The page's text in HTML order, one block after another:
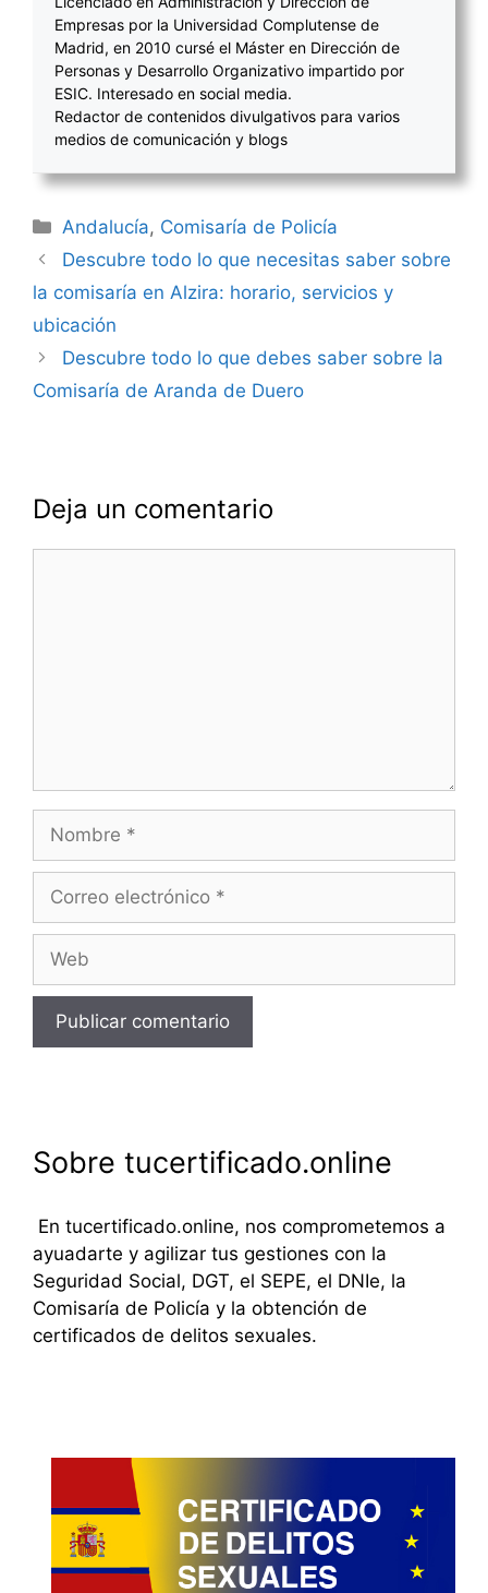
Empresas por la Universidad Complutense de
Madrid, en 2010 cursé el Máster en Dirección de
Personas y Desarrollo Organizativo impartido por
ESIC. Interesado en social media.
Redactor de contenidos divulgativos para varios
medios de comunicación y blogs
Categorías
Andalucía, Comisaría de Policía
Navegación
de
Descubre todo lo que necesitas saber sobre
la comisaría en Alzira: horario, servicios y
ubicación
Descubre todo lo que debes saber sobre la
Comisaría de Aranda de Duero
Deja un comentario
electrónico
Sobre tucertificado.online
En tucertificado.online, nos comprometemos a
ayuadarte y agilizar tus gestiones con la
Seguridad Social, DGT, el SEPE, el DNIe, la
Comisaría de Policía y la obtención de
certificados de delitos sexuales.